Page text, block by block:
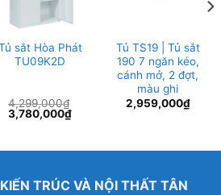
sắt Hòa Phát
TU09K2D
4,299,000₫
Giá
gốc
3,780,000₫Giá
3,780,000₫.
Tủ TS19 | Tủ sắt
190 7 ngăn kéo,
cánh mở, 2 đợt,
màu ghi
2,959,000₫
TRÚC VÀ NỘI THẤT TÂN